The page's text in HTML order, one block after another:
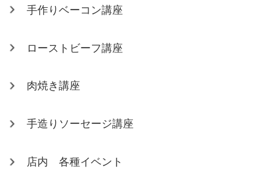
手作りベーコン講座
ローストビーフ講座
肉焼き講座
手造りソーセージ講座
店内 各種イベント